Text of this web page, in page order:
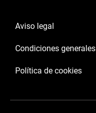
Aviso legal
Condiciones generales
Política de cookies